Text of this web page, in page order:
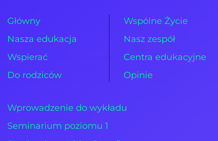
Główny
Nasza edukacja
Wspierać
Do rodziców
Wspólne Życie
Nasz zespół
Centra edukacyjne
Opinie
Wprowadzenie do wykładu
Seminarium poziomu 1